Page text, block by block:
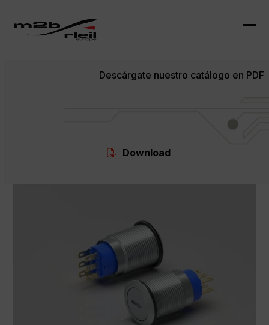
content
Descárgate nuestro catálogo en PDF
Download